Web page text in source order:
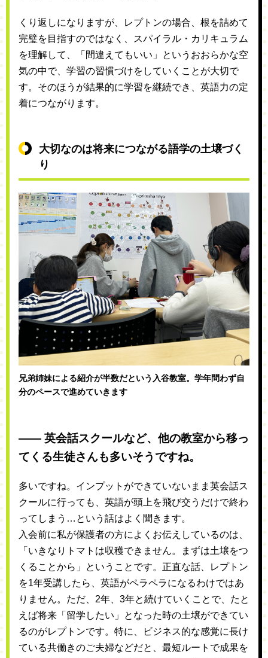
くり返しになりますが、レプトンの場合、根を詰めて
完璧を目指すのではなく、スパイラル・カリキュラム
を理解して、「間違えてもいい」というおおらかな空
気の中で、学習の習慣づけをしていくことが大切で
す。そのほうが結果的に学習を継続でき、英語力の定
着につながります。
大切なのは将来につながる語学の土壌づく
り
兄弟姉妹による紹介が半数だという入谷教室。学年問わず自
分のペースで進めていきます
―― 英会話スクールなど、他の教室から移っ
てくる生徒さんも多いそうですね。
多いですね。インプットができていないまま英会話ス
クールに行っても、英語が頭上を飛び交うだけで終わ
ってしまう…という話はよく聞きます。
入会前に私が保護者の方によくお伝えしているのは、
「いきなりトマトは収穫できません。まずは土壌をつ
くることから」ということです。正直な話、レプトン
を1年受講したら、英語がペラペラになるわけではあ
りません。ただ、2年、3年と続けていくことで、たと
えば将来「留学したい」となった時の土壌ができてい
るのがレプトンです。特に、ビジネス的な感覚に長け
ている共働きのご夫婦などだと、最短ルートで成果を